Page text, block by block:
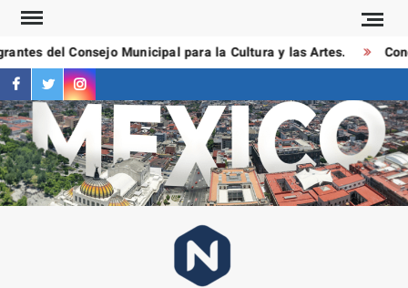
Saltar
contenidodel Consejo Municipal para la Cultura y las Artes.
facebook
twitterinstagram